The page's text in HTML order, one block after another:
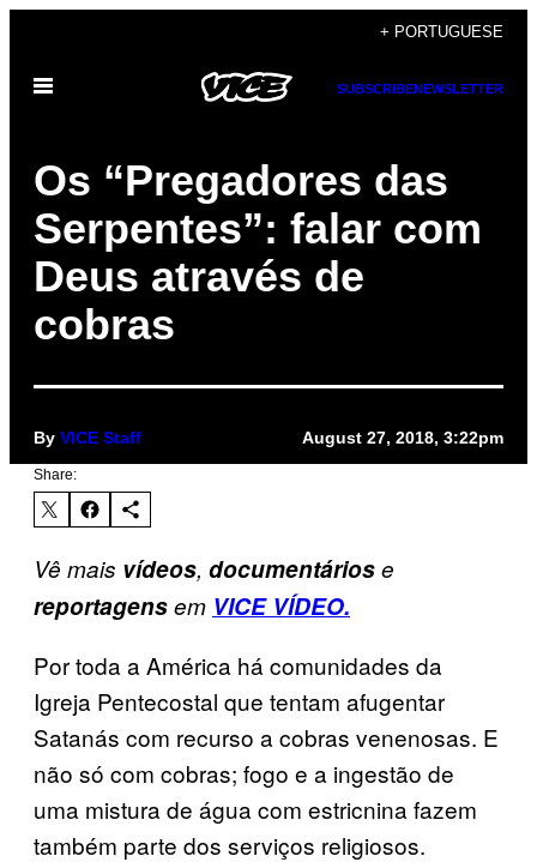
content
+ PORTUGUESE
Open
SUBSCRIBENEWSLETTER
Os “Pregadores das
Serpentes”: falar com
Deus através de
cobras
By VICE Staff August 27, 2018, 3:22pm
Share:
Vê mais vídeos, documentáriose
reportagensem VICE VÍDEO.
Por toda a América há comunidades da
Igreja Pentecostal que tentam afugentar
Satanás com recurso a cobras venenosas. E
não só com cobras; fogo e a ingestão de
uma mistura de água com estricnina fazem
também parte dos serviços religiosos.